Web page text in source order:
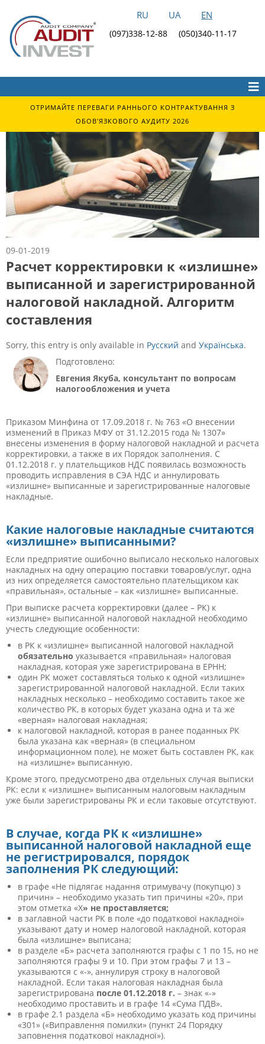
RU UA EN
(097)338-12-88 (050)340-11-17
ОТРИМАЙТЕ ПЕРЕВАГИ РАННЬОГО КОНТРАКТУВАННЯ З
ОБОВ'ЯЗКОВОГО АУДИТУ 2026
09-01-2019
Расчет корректировки к «излишне»
выписанной и зарегистрированной
налоговой накладной. Алгоритм
составления
Sorry, this entry is only available in Русский and Українська.
Подготовлено:
Евгения Якуба, консультант по вопросам
налогообложения и учета
Приказом Минфина от 17.09.2018 г. № 763 «О внесении
изменений в Приказ МФУ от 31.12.2015 года № 1307»
внесены изменения в форму налоговой накладной и расчета
корректировки, а также в их Порядок заполнения. С
01.12.2018 г. у плательщиков НДС появилась возможность
проводить исправления в СЭА НДС и аннулировать
«излишне» выписанные и зарегистрированные налоговые
накладные.
Какие налоговые накладные считаются
«излишне» выписанными?
Если предприятие ошибочно выписало несколько налоговых
накладных на одну операцию поставки товаров/услуг, одна
из них определяется самостоятельно плательщиком как
«правильная», остальные – как «излишне» выписанные.
При выписке расчета корректировки (далее – РК) к
«излишне» выписанной налоговой накладной необходимо
учесть следующие особенности:
в РК к «излишне» выписанной налоговой накладной
обязательно указывается «правильная» налоговая
накладная, которая уже зарегистрирована в ЕРНН;
один РК может составляться только к одной «излишне»
зарегистрированной налоговой накладной. Если таких
накладных несколько – необходимо составить такое же
количество РК, в которых будет указана одна и та же
«верная» налоговая накладная;
к налоговой накладной, которая в ранее поданных РК
была указана как «верная» (в специальном
информационном поле), не может быть составлен РК, как
на «излишне» выписанную.
Кроме этого, предусмотрено два отдельных случая выписки
РК: если к «излишне» выписанным налоговым накладным
уже были зарегистрированы РК и если таковые отсутствуют.
В случае, когда РК к «излишне»
выписанной налоговой накладной еще
не регистрировался, порядок
заполнения РК следующий:
в графе «Не підлягає надання отримувачу (покупцю) з
причин» – необходимо указать тип причины «20», при
этом отметка «Х» не проставляется;
в заглавной части РК в поле «до податкової накладної»
указывают дату и номер налоговой накладной, которая
была «излишне» выписана;
в разделе «Б» расчета заполняются графы с 1 по 15, но не
заполняются графы 9 и 10. При этом графы 7 и 13 –
указываются с «-», аннулируя строку в налоговой
накладной. Если такая налоговая накладная была
зарегистрирована после 01.12.2018 г. – знак «-»
необходимо проставить и в графе 14 «Сума ПДВ».
в графе 2.1 раздела «Б» необходимо указать код причины
«301» («Виправлення помилки» (пункт 24 Порядку
заповнення податкової накладної»).